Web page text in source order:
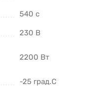
540 с
230 В
2200 Вт
-25 град.C